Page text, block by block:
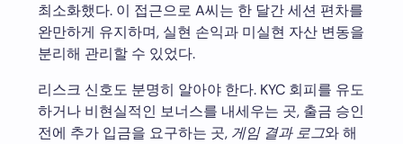
최소화했다. 이 접근으로 A씨는 한 달간 세션 편차를
완만하게 유지하며, 실현 손익과 미실현 자산 변동을
분리해 관리할 수 있었다.
리스크 신호도 분명히 알아야 한다. KYC 회피를 유도
하거나 비현실적인 보너스를 내세우는 곳, 출금 승인
전에 추가 입금을 요구하는 곳, 게임 결과 로그와 해